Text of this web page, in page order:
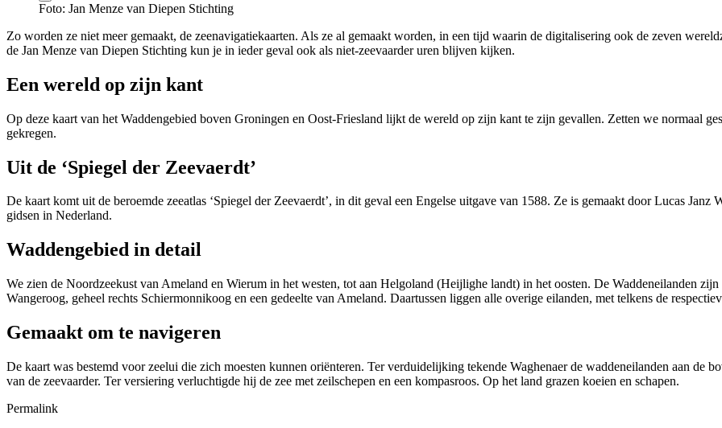
Foto: Jan Menze van Diepen Stichting
Zo worden ze niet meer gemaakt, de zeenavigatiekaarten. Als ze al gemaakt worden, in een tijd waarin de digitalisering ook de zeven
de Jan Menze van Diepen Stichting kun je in ieder geval ook als niet-zeevaarder uren blijven kijken.
Een wereld op zijn kant
Op deze kaart van het Waddengebied boven Groningen en Oost-Friesland lijkt de wereld op zijn kant te zijn gevallen. Zetten we normaal
gekregen.
Uit de ‘Spiegel der Zeevaerdt’
De kaart komt uit de beroemde zeeatlas ‘Spiegel der Zeevaerdt’, in dit geval een Engelse uitgave van 1588. Ze is gemaakt door Lucas Janz
gidsen in Nederland.
Waddengebied in detail
We zien de Noordzeekust van Ameland en Wierum in het westen, tot aan Helgoland (Heijlighe landt) in het oosten. De Waddeneilanden
Wangeroog, geheel rechts Schiermonnikoog en een gedeelte van Ameland. Daartussen liggen alle overige eilanden, met telkens de
Gemaakt om te navigeren
De kaart was bestemd voor zeelui die zich moesten kunnen oriënteren. Ter verduidelijking tekende Waghenaer de waddeneilanden aan de
van de zeevaarder. Ter versiering verluchtigde hij de zee met zeilschepen en een kompasroos. Op het land grazen koeien en schapen.
Permalink